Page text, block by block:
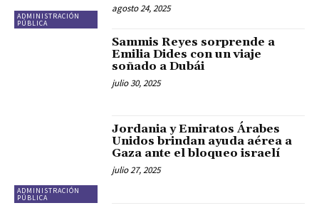
ADMINISTRACIÓN
PÚBLICA
agosto 24, 2025
Sammis Reyes sorprende a
Emilia Dides con un viaje
soñado a Dubái
julio 30, 2025
ADMINISTRACIÓN
PÚBLICA
Jordania y Emiratos Árabes
Unidos brindan ayuda aérea a
Gaza ante el bloqueo israelí
julio 27, 2025